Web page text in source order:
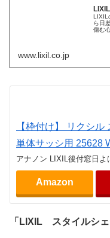
LIXIL
ら日
傷む
www.lixil.co.jp
【枠付け】 リクシ
単体サッシ用 25628
アナノン LIXIL後付窓日
Amazon
「LIXIL スタイルシェ